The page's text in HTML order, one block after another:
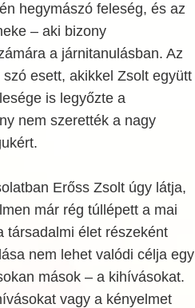
hegymászó feleség, és az
– aki bizony
a járnitanulásban. Az
esett, akikkel Zsolt együtt
is legyőzte a
nem szerették a nagy
Erőss Zsolt úgy látja,
már rég túllépett a mai
társadalmi élet részeként
nem lehet valódi célja egy
mások – a kihívásokat.
vagy a kényelmet